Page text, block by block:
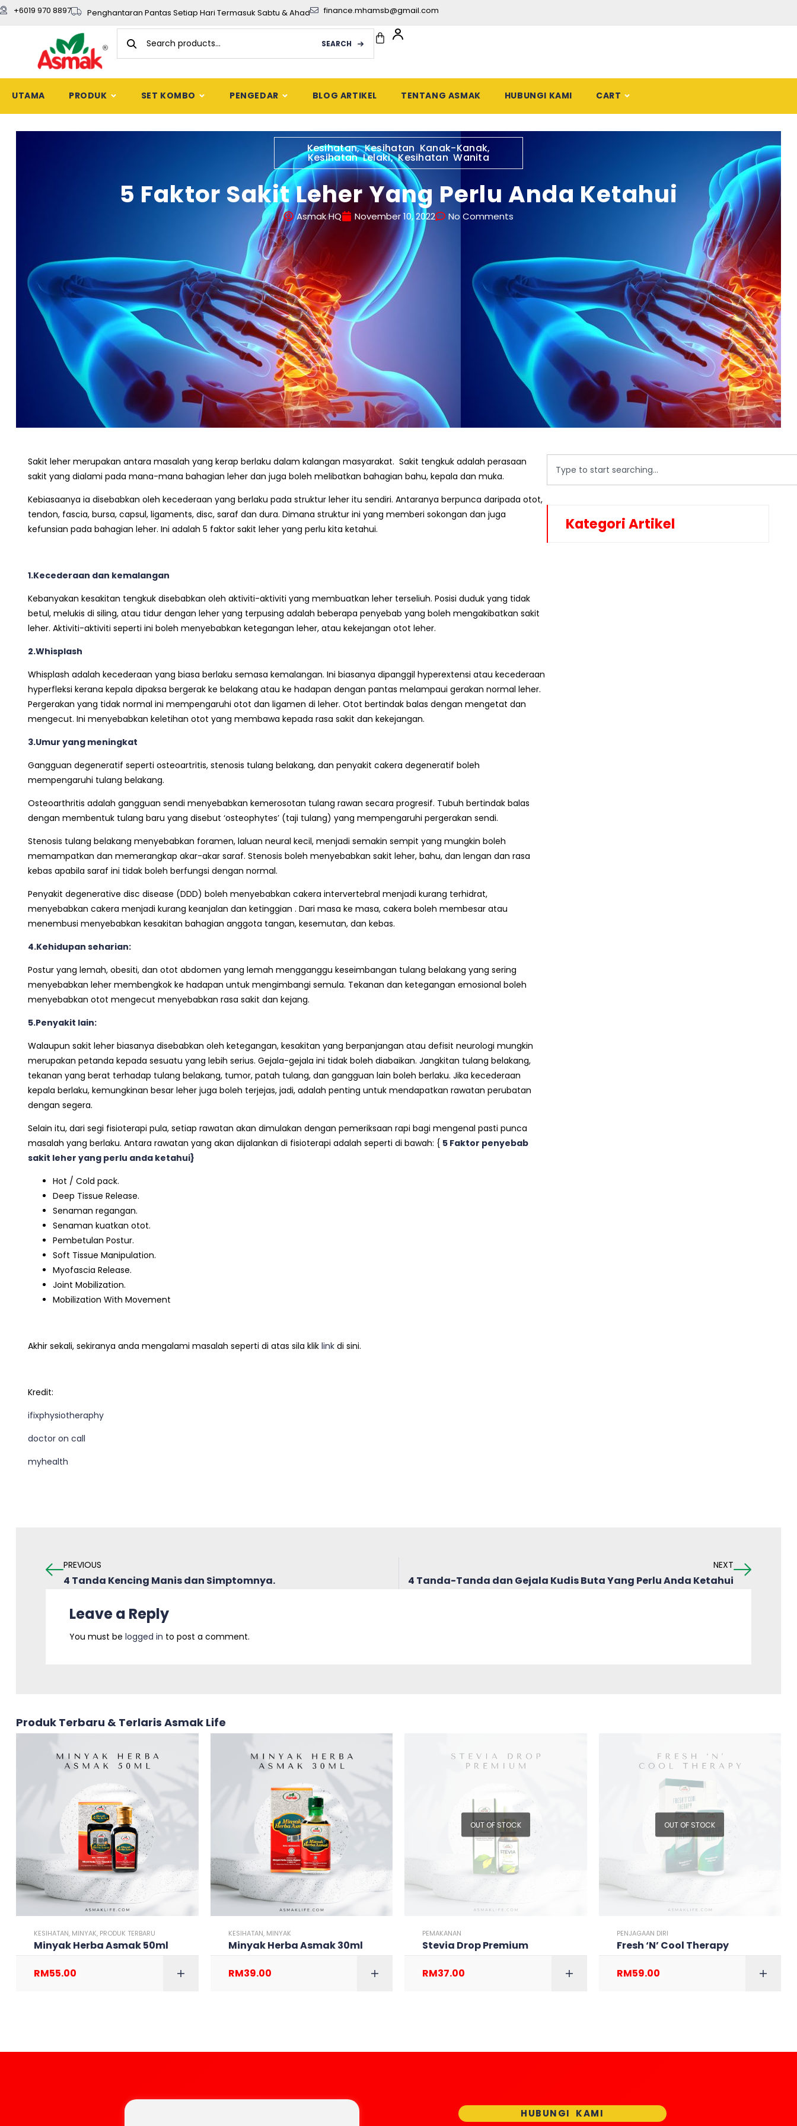
+6019 970 8897 Penghantaran Pantas Setiap Hari Termasuk Sabtu & Ahad finance.mhamsb@gmail.com
SEARCH
UTAMA PRODUK SET KOMBO PENGEDAR BLOG ARTIKEL TENTANG ASMAK HUBUNGI KAMI CART
Kesihatan,Kesihatan Kanak-Kanak,
Kesihatan Lelaki,Kesihatan Wanita
5 Faktor Sakit Leher Yang Perlu Anda Ketahui
Asmak HQ November 10, 2022 No Comments
Sakit leher merupakan antara masalah yang kerap berlaku dalam kalangan masyarakat. Sakit tengkuk adalah perasaan
sakit yang dialami pada mana-mana bahagian leher dan juga boleh melibatkan bahagian bahu, kepala dan muka.
Kebiasaanya ia disebabkan oleh kecederaan yang berlaku pada struktur leher itu sendiri. Antaranya berpunca daripada otot,
tendon, fascia, bursa, capsul, ligaments, disc, saraf dan dura. Dimana struktur ini yang memberi sokongan dan juga
kefunsian pada bahagian leher. Ini adalah 5 faktor sakit leher yang perlu kita ketahui.
1.Kecederaan dan kemalangan
Kebanyakan kesakitan tengkuk disebabkan oleh aktiviti-aktiviti yang membuatkan leher terseliuh. Posisi duduk yang tidak
betul, melukis di siling, atau tidur dengan leher yang terpusing adalah beberapa penyebab yang boleh mengakibatkan sakit
leher. Aktiviti-aktiviti seperti ini boleh menyebabkan ketegangan leher, atau kekejangan otot leher.
2.Whisplash
Whisplash adalah kecederaan yang biasa berlaku semasa kemalangan. Ini biasanya dipanggil hyperextensi atau kecederaan
hyperfleksi kerana kepala dipaksa bergerak ke belakang atau ke hadapan dengan pantas melampaui gerakan normal leher.
Pergerakan yang tidak normal ini mempengaruhi otot dan ligamen di leher. Otot bertindak balas dengan mengetat dan
mengecut. Ini menyebabkan keletihan otot yang membawa kepada rasa sakit dan kekejangan.
3.Umur yang meningkat
Gangguan degeneratif seperti osteoartritis, stenosis tulang belakang, dan penyakit cakera degeneratif boleh
mempengaruhi tulang belakang.
Osteoarthritis adalah gangguan sendi menyebabkan kemerosotan tulang rawan secara progresif. Tubuh bertindak balas
dengan membentuk tulang baru yang disebut ‘osteophytes’ (taji tulang) yang mempengaruhi pergerakan sendi.
Stenosis tulang belakang menyebabkan foramen, laluan neural kecil, menjadi semakin sempit yang mungkin boleh
memampatkan dan memerangkap akar-akar saraf. Stenosis boleh menyebabkan sakit leher, bahu, dan lengan dan rasa
kebas apabila saraf ini tidak boleh berfungsi dengan normal.
Penyakit degenerative disc disease (DDD) boleh menyebabkan cakera intervertebral menjadi kurang terhidrat,
menyebabkan cakera menjadi kurang keanjalan dan ketinggian . Dari masa ke masa, cakera boleh membesar atau
menembusi menyebabkan kesakitan bahagian anggota tangan, kesemutan, dan kebas.
4.Kehidupan seharian:
Postur yang lemah, obesiti, dan otot abdomen yang lemah mengganggu keseimbangan tulang belakang yang sering
menyebabkan leher membengkok ke hadapan untuk mengimbangi semula. Tekanan dan ketegangan emosional boleh
menyebabkan otot mengecut menyebabkan rasa sakit dan kejang.
5.Penyakit lain:
Walaupun sakit leher biasanya disebabkan oleh ketegangan, kesakitan yang berpanjangan atau defisit neurologi mungkin
merupakan petanda kepada sesuatu yang lebih serius. Gejala-gejala ini tidak boleh diabaikan. Jangkitan tulang belakang,
tekanan yang berat terhadap tulang belakang, tumor, patah tulang, dan gangguan lain boleh berlaku. Jika kecederaan
kepala berlaku, kemungkinan besar leher juga boleh terjejas, jadi, adalah penting untuk mendapatkan rawatan perubatan
dengan segera.
Selain itu, dari segi fisioterapi pula, setiap rawatan akan dimulakan dengan pemeriksaan rapi bagi mengenal pasti punca
masalah yang berlaku. Antara rawatan yang akan dijalankan di fisioterapi adalah seperti di bawah: { 5 Faktor penyebab
sakit leher yang perlu anda ketahui}
Hot / Cold pack.
Deep Tissue Release.
Senaman regangan.
Senaman kuatkan otot.
Pembetulan Postur.
Soft Tissue Manipulation.
Myofascia Release.
Joint Mobilization.
Mobilization With Movement
Akhir sekali, sekiranya anda mengalami masalah seperti di atas sila klik link di sini.
Kredit:
ifixphysiotheraphy
doctor on call
myhealth
Kategori Artikel
PREVIOUS
4 Tanda Kencing Manis dan Simptomnya.
NEXT
4 Tanda-Tanda dan Gejala Kudis Buta Yang Perlu Anda Ketahui
Leave a Reply
You must be logged in to post a comment.
Produk Terbaru & Terlaris Asmak Life
KESIHATAN, MINYAK, PRODUK TERBARU
Minyak Herba Asmak 50ml
RM55.00
KESIHATAN, MINYAK
Minyak Herba Asmak 30ml
RM39.00
OUT OF STOCK
PEMAKANAN
Stevia Drop Premium
RM37.00
OUT OF STOCK
PENJAGAAN DIRI
Fresh ‘N’ Cool Therapy
RM59.00
HUBUNGI KAMI